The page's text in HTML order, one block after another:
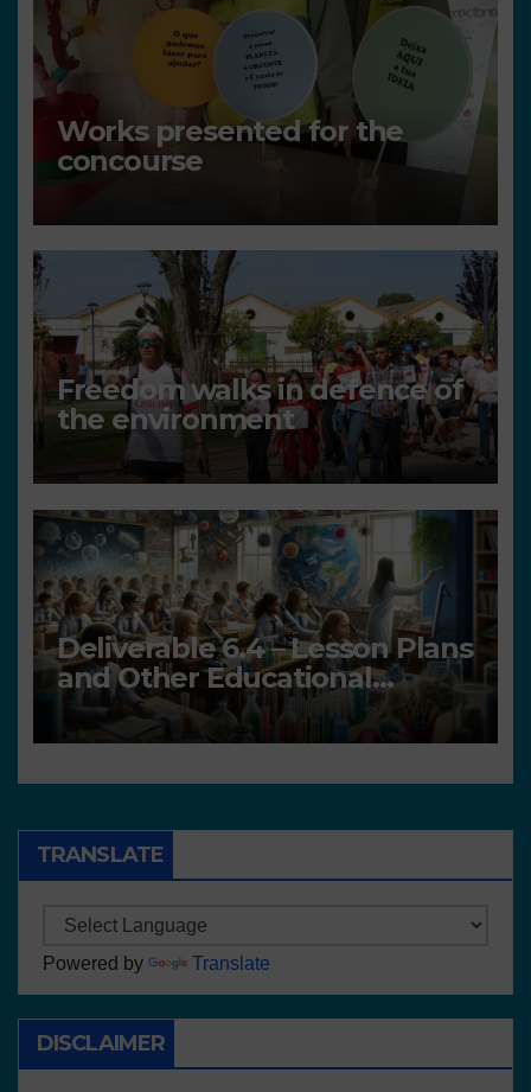
Works presented for the
concourse
Freedom walks in defence of
the environment
Deliverable 6.4 – Lesson Plans
and Other Educational
resources
TRANSLATE
Powered by Translate
DISCLAIMER